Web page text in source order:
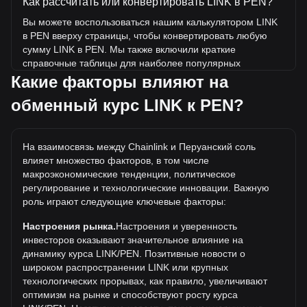
Вы можете воспользоваться нашим калькулятором LINK
в PEN вверху страницы, чтобы конвертировать любую
сумму LINK в PEN. Мы также включили краткие
справочные таблицы для наиболее популярных
конвертаций. Например, 5 PEN эквивалентны 0.1782
LINK, а 5 LINK будут стоить около 140.28PEN.
Какова самая высокая цена LINK/PEN в истории?
составляет S/.178.53. Еще неизвестно, превысит ли
стоимость 1 LINK в PEN текущий исторический
максимум.
Какова динамика цен в PEN?
За последние 7 дней обменный курс Chainlink (LINK)
Chainlink (LINK) вырос на 7.59% по отношению к
следующей валюте: Перуанский соль (PEN).
Какие факторы влияют на
обменный курс LINK к PEN?
На взаимосвязь между Chainlink и Перуанский соль
влияет множество факторов, в том числе
макроэкономические тенденции, политическое
регулирование и технологические инновации. Важную
роль играют следующие ключевые факторы:
Настроения рынка.Настроения и уверенность
инвесторов оказывают значительное влияние на
динамику курса LINK/PEN. Позитивные новости о
широком распространении LINK или крупных
технологических прорывах, как правило, увеличивают
оптимизм на рынке и способствуют росту курса